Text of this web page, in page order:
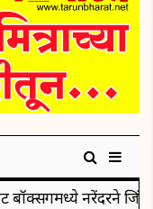
नरेंदरने